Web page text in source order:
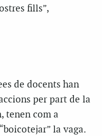
fills”,
de docents han
per part de la
tenen com a
la vaga.